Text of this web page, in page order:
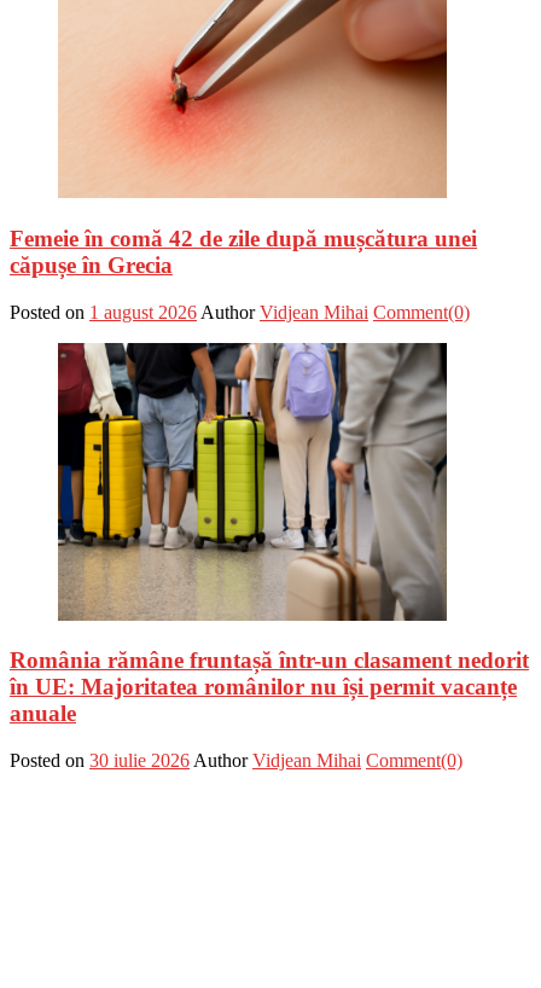
Femeie în comă 42 de zile după mușcătura unei
căpușe în Grecia
Posted on 1 august 2026 Author Vidjean Mihai Comment(0)
România rămâne fruntașă într-un clasament nedorit
în UE: Majoritatea românilor nu își permit vacanțe
anuale
Posted on 30 iulie 2026 Author Vidjean Mihai Comment(0)